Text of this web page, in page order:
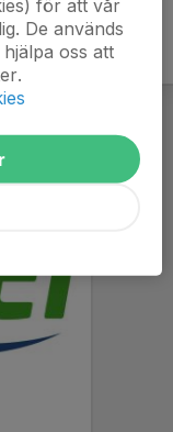
för att vår
De används
oss att